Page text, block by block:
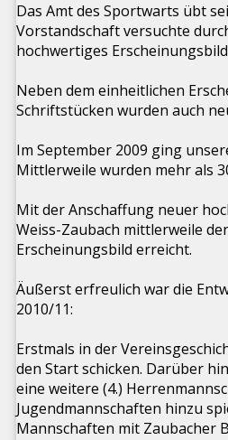
Das Amt des Sportwarts übt
Vorstandschaft versuchte
hochwertiges
Neben dem einheitlichen
Schriftstücken wurden auch
Im September 2009 ging
Mittlerweile wurden mehr als
Mit der Anschaffung neuer
Weiss-Zaubach mittlerweile
Erscheinungsbild erreicht.
Äußerst erfreulich war die
2010/11:
Erstmals in der
den Start schicken. Darüber
eine weitere (4.)
Jugendmannschaften hinzu
Mannschaften mit Zaubacher